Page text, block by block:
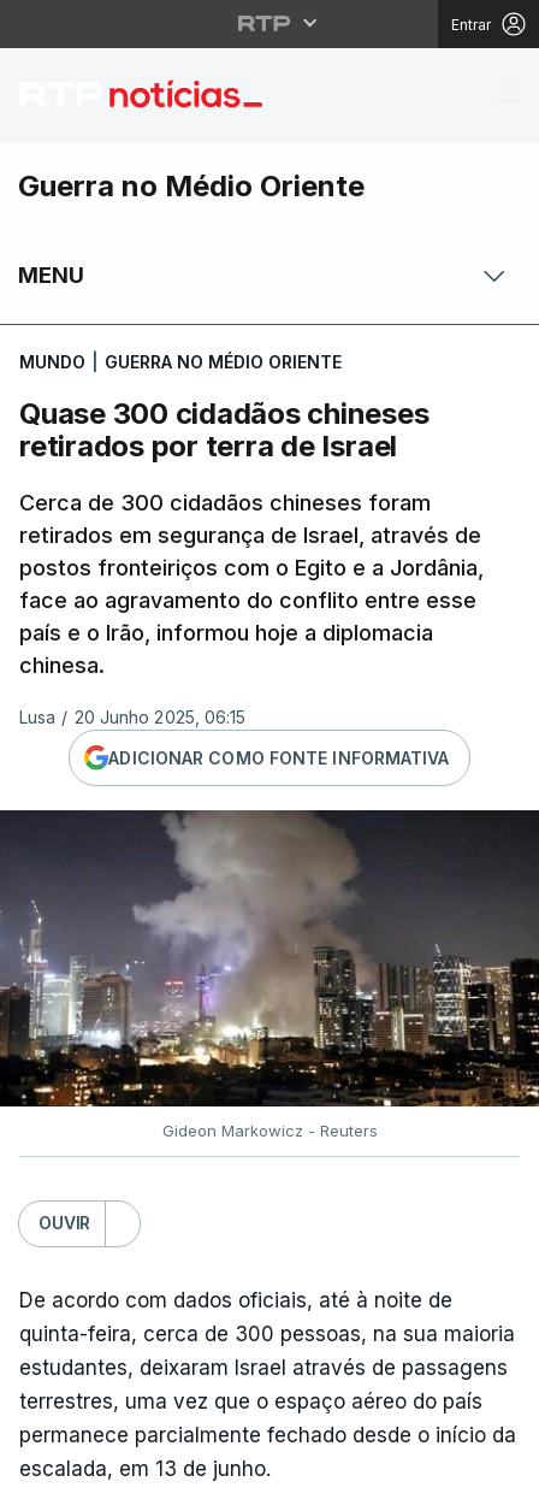
Entrar
Quase 300 cidadãos
Guerra no Médio Oriente
MENU
MUNDO GUERRA NO MÉDIO ORIENTE
Quase 300 cidadãos chineses
retirados por terra de Israel
Cerca de 300 cidadãos chineses foram
retirados em segurança de Israel, através de
postos fronteiriços com o Egito e a Jordânia,
face ao agravamento do conflito entre esse
país e o Irão, informou hoje a diplomacia
chinesa.
Lusa / 20 Junho 2025, 06:15
ADICIONAR COMO FONTE INFORMATIVA
Gideon Markowicz - Reuters
OUVIR
De acordo com dados oficiais, até à noite de
quinta-feira, cerca de 300 pessoas, na sua maioria
estudantes, deixaram Israel através de passagens
terrestres, uma vez que o espaço aéreo do país
permanece parcialmente fechado desde o início da
escalada, em 13 de junho.